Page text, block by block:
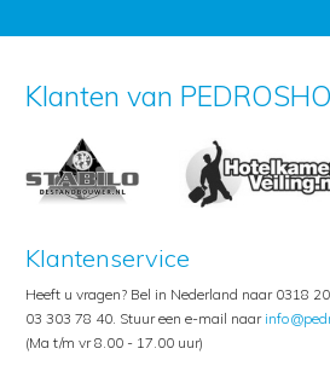
Klanten van
Klantenservice
Heeft u vragen? Bel in Nederland naar 0318
03 303 78 40. Stuur een e-mail naar
(Ma t/m vr 8.00 - 17.00 uur)